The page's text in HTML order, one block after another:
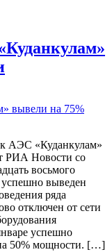
АЭС «Куданкулам»
РИА Новости со
восьмого
выведен
ряда
отключен от сети
успешно
50% мощности. […]